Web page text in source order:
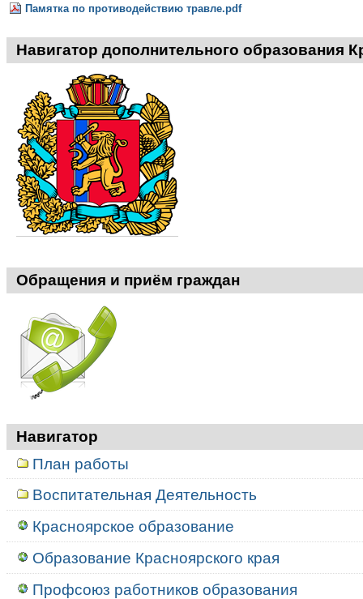
Памятка по противодействию травле.pdf
Навигатор дополнительного образования
Обращения и приём граждан
Навигатор
План работы
Воспитательная Деятельность
Красноярское образование
Образование Красноярского края
Профсоюз работников образования